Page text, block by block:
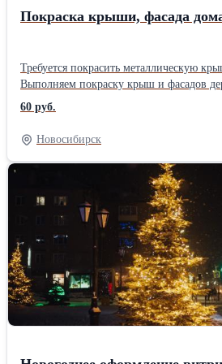
Покраска крыши, фасада
Требуется покрасить металлическую
Выполняем покраску крыш и фасадов
домов c 2012 года. В зависимости от
технологии производства работ,
подходящие материалы для окраски
чем красить крышу по старой краске,
оцинковки. Цена покраски крыши дома
60 руб.
Новосибирск